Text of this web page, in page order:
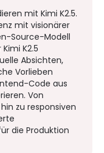
mit Kimi K2.5.
mit visionärer
Source-Modell
K2.5
Absichten,
Vorlieben
Code aus
Von
zu responsiven
die Produktion